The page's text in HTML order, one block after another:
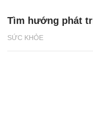
SỨC KHỎE
Tìm hướng phát